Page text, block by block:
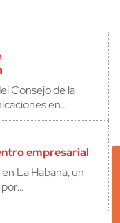
Consejo de la
en…
empresarial
La Habana, un